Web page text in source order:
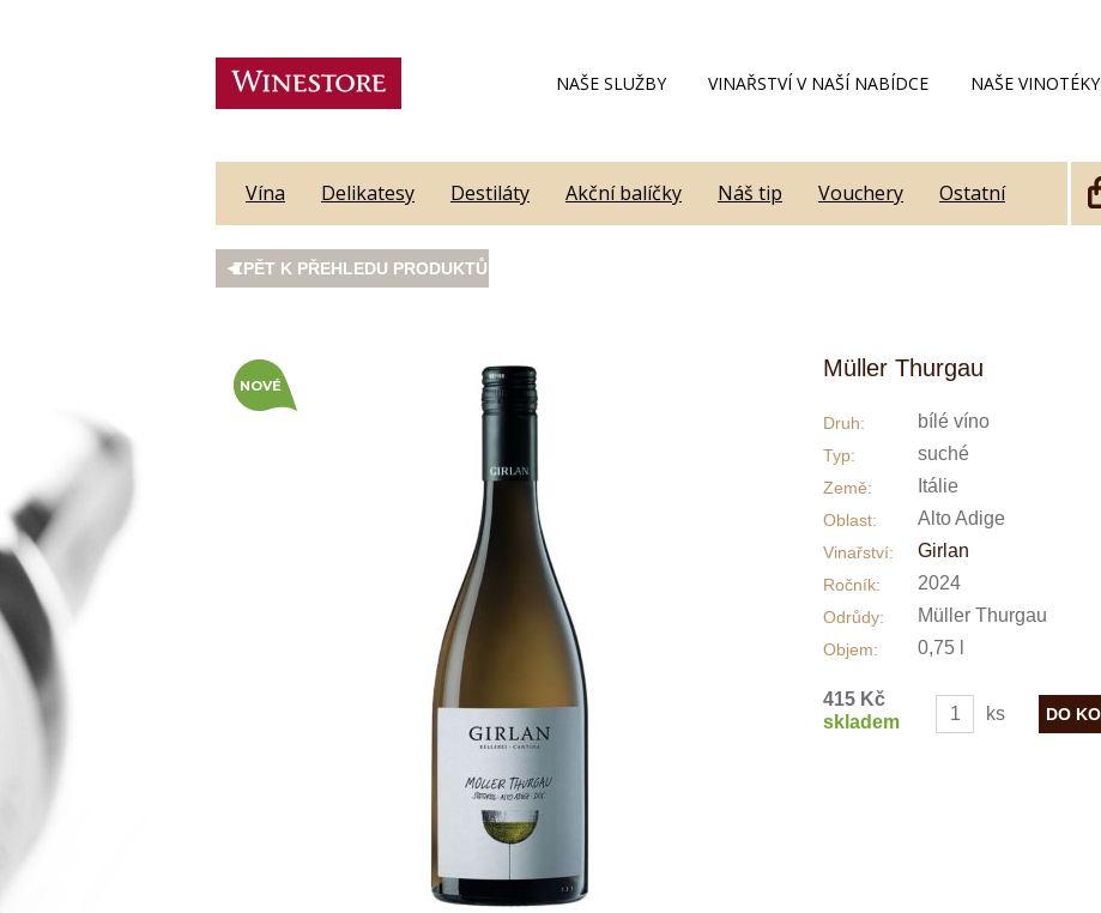
NAŠE SLUŽBY VINAŘSTVÍ V NAŠÍ NABÍDCE NAŠE VINOTÉKY
Vína Delikatesy Destiláty Akční balíčky Náš tip Vouchery Ostatní
ZPĚT K PŘEHLEDU PRODUKTŮ
NOVÉ
Müller Thurgau
Druh: bílé víno
Typ: suché
Země: Itálie
Oblast: Alto Adige
Vinařství: Girlan
Ročník: 2024
Odrůdy: Müller Thurgau
Objem: 0,75 l
415 Kč
skladem
ks